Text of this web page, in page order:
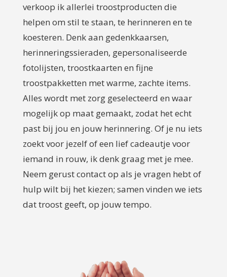
verkoop ik allerlei troostproducten die
helpen om stil te staan, te herinneren en te
koesteren. Denk aan gedenkkaarsen,
herinneringssieraden, gepersonaliseerde
fotolijsten, troostkaarten en fijne
troostpakketten met warme, zachte items.
Alles wordt met zorg geselecteerd en waar
mogelijk op maat gemaakt, zodat het echt
past bij jou en jouw herinnering. Of je nu iets
zoekt voor jezelf of een lief cadeautje voor
iemand in rouw, ik denk graag met je mee.
Neem gerust contact op als je vragen hebt of
hulp wilt bij het kiezen; samen vinden we iets
dat troost geeft, op jouw tempo.